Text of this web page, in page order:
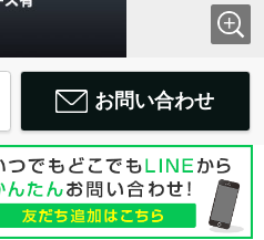
お問い合わせ